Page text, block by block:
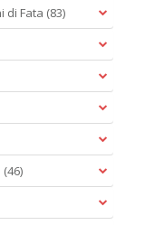
di Fata (83)
(46)